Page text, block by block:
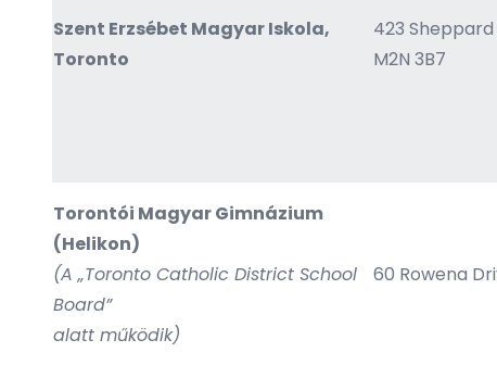
Szent Erzsébet Magyar Iskola,
Toronto
423 Sheppard
M2N 3B7
Torontói Magyar Gimnázium
(Helikon)
(A „Toronto Catholic District School
Board”
alatt működik)
60 Rowena